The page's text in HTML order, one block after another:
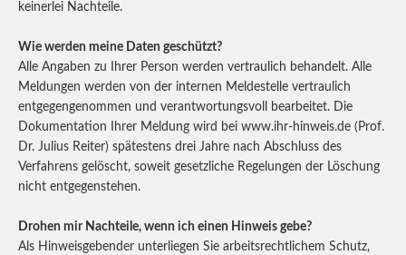
keinerlei Nachteile.
Wie werden meine Daten geschützt?
Alle Angaben zu Ihrer Person werden vertraulich behandelt. Alle
Meldungen werden von der internen Meldestelle vertraulich
entgegengenommen und verantwortungsvoll bearbeitet. Die
Dokumentation Ihrer Meldung wird bei www.ihr-hinweis.de (Prof.
Dr. Julius Reiter) spätestens drei Jahre nach Abschluss des
Verfahrens gelöscht, soweit gesetzliche Regelungen der Löschung
nicht entgegenstehen.
Drohen mir Nachteile, wenn ich einen Hinweis gebe?
Als Hinweisgebender unterliegen Sie arbeitsrechtlichem Schutz,